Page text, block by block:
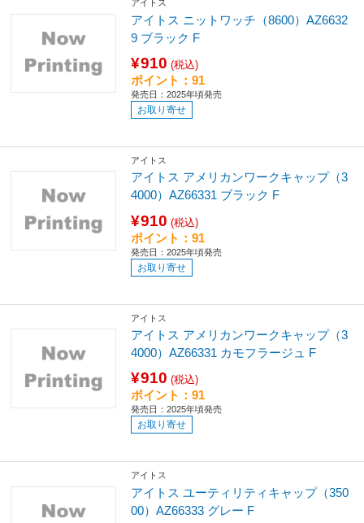
アイトス
アイトス ニットワッチ（8600）AZ6632
9 ブラック F
¥910 (税込)
ポイント：91
発売日：2025年頃発売
お取り寄せ
アイトス
アイトス アメリカンワークキャップ（3
4000）AZ66331 ブラック F
¥910 (税込)
ポイント：91
発売日：2025年頃発売
お取り寄せ
アイトス
アイトス アメリカンワークキャップ（3
4000）AZ66331 カモフラージュ F
¥910 (税込)
ポイント：91
発売日：2025年頃発売
お取り寄せ
アイトス
アイトス ユーティリティキャップ（350
00）AZ66333 グレー F